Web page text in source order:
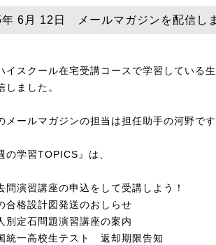
6月 12日 メールマガジンを配信し
イスクール在宅受講コースで学習している
しました。
メールマガジンの担当は担任助手の河野です
の学習TOPICS』は、
問演習講座の申込をして受講しよう！
合格設計図発送のおしらせ
別定石問題演習講座の案内
統一高校生テスト 返却期限告知